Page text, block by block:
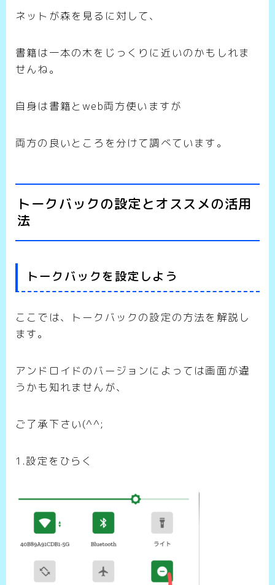
ネットが森を見るに対して、
書籍は一本の木をじっくりに近いのかもしれま
せんね。
自身は書籍とweb両方使いますが
両方の良いところを分けて調べています。
トークバックの設定とオススメの活用
法
トークバックを設定しよう
ここでは、トークバックの設定の方法を解説し
ます。
アンドロイドのバージョンによっては画面が違
うかも知れませんが、
ご了承下さい(^^;
1.設定をひらく